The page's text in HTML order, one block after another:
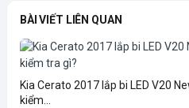
BÀI VIẾT LIÊN QUAN
Kia Cerato 2017 lắp bi LED V20
kiểm...